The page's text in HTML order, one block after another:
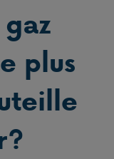
plus